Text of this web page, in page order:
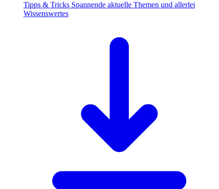
Tipps & Tricks Spannende aktuelle Themen und allerlei
Wissenswertes